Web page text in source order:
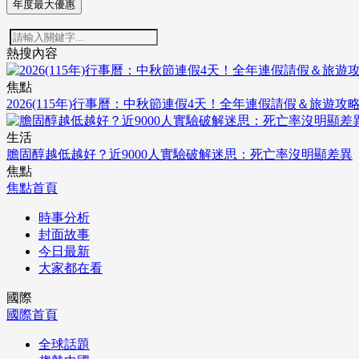
年度最大優惠
熱搜內容
焦點
2026(115年)行事曆：中秋節連假4天！全年連假請假＆旅遊攻
生活
膽固醇越低越好？近9000人實驗破解迷思：死亡率沒明顯差異
焦點
焦點首頁
時事分析
封面故事
今日最新
大家都在看
國際
國際首頁
全球話題